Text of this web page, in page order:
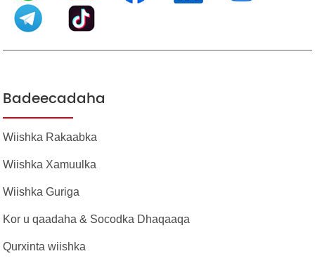
Badeecadaha
Wiishka Rakaabka
Wiishka Xamuulka
Wiishka Guriga
Kor u qaadaha & Socodka Dhaqaaqa
Qurxinta wiishka